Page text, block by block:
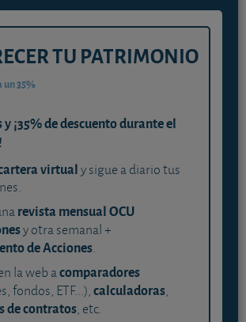
TU PATRIMONIO
un 35%
y ¡35% de descuento durante el
virtualy sigue a diario tus
revista mensual OCU
y otra semanal +
de Acciones.
la web acomparadores
fondos, ETF...),calculadoras,
de contratos, etc.